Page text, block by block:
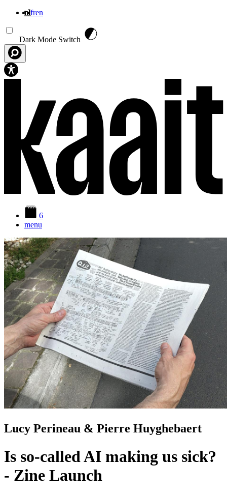
nlfren
Dark Mode Switch
6
menu
Lucy Perineau & Pierre Huyghebaert
Is so-called AI making us sick?
- Zine Launch